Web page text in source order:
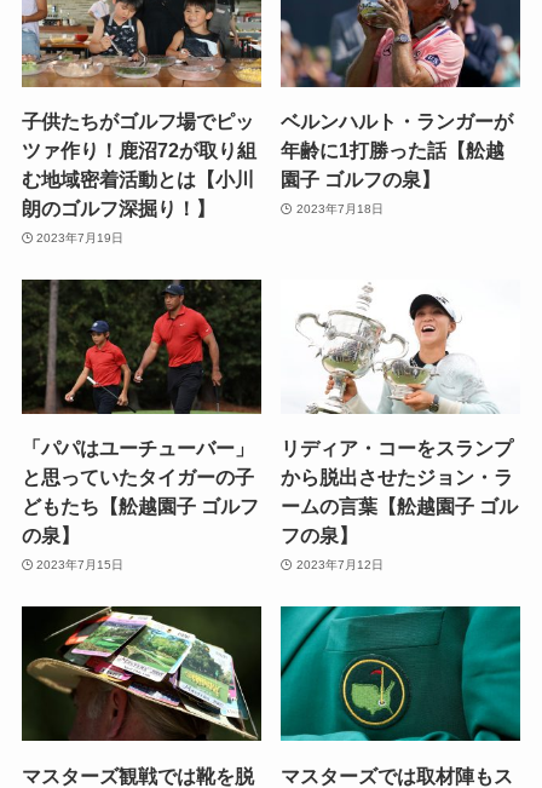
子供たちがゴルフ場でピッ
ツァ作り！鹿沼72が取り組
む地域密着活動とは【小川
朗のゴルフ深掘り！】
2023年7月19日
ベルンハルト・ランガーが
年齢に1打勝った話【舩越
園子 ゴルフの泉】
2023年7月18日
「パパはユーチューバー」
と思っていたタイガーの子
どもたち【舩越園子 ゴルフ
の泉】
2023年7月15日
リディア・コーをスランプ
から脱出させたジョン・ラ
ームの言葉【舩越園子 ゴル
フの泉】
2023年7月12日
マスターズ観戦では靴を脱
マスターズでは取材陣もス